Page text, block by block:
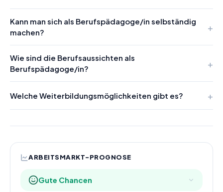
Kann man sich als Berufspädagoge/in selbständig
machen?
Wie sind die Berufsaussichten als
Berufspädagoge/in?
Welche Weiterbildungsmöglichkeiten gibt es?
ARBEITSMARKT-PROGNOSE
Gute Chancen